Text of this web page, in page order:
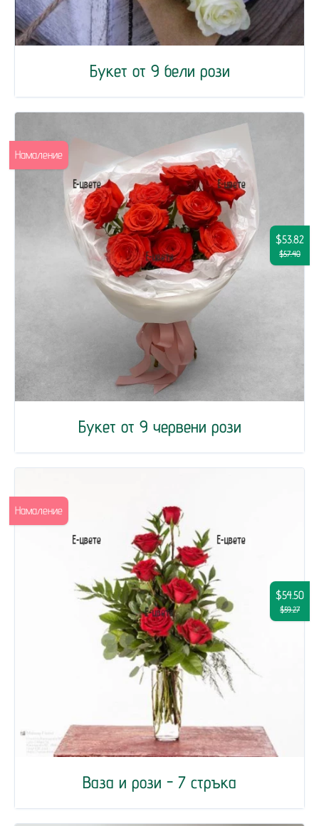
Букет от 9 бели рози
Букет от 9 червени рози
$53.82
$57.40
Намаление
Ваза и рози - 7 стръка
$54.50
$59.27
Намаление